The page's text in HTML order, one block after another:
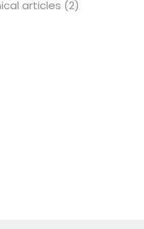
articles (2)